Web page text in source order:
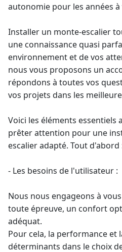
autonomie pour les années à
Installer un monte-escalier
une connaissance quasi
environnement et de vos
nous vous proposons un
répondons à toutes vos
vos projets dans les
Voici les éléments essentiels
prêter attention pour une
escalieradapté. Tout d'abord
- Les besoins de l'utilisateur :
Nous nous engageons à
toute épreuve, un confort
adéquat.
Pour cela, la performance et
déterminants dans le choix